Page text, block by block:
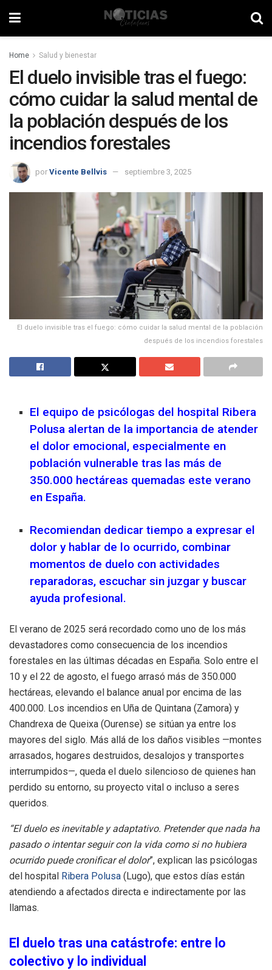
Home Salud y bienestar
El duelo invisible tras el fuego:
cómo cuidar la salud mental de
la población después de los
incendios forestales
por Vicente Bellvis septiembre 3, 2025
El duelo invisible tras el fuego: cómo cuidar la salud mental de la población
después de los incendios forestales
El equipo de psicólogas del hospital Ribera
Polusa alertan de la importancia de atender
el dolor emocional, especialmente en
población vulnerable tras las más de
350.000 hectáreas quemadas este verano
en España.
Recomiendan dedicar tiempo a expresar el
dolor y hablar de lo ocurrido, combinar
momentos de duelo con actividades
reparadoras, escuchar sin juzgar y buscar
ayuda profesional.
El verano de 2025 será recordado como uno de los más
devastadores como consecuencia de los incendios
forestales en las últimas décadas en España. Solo entre el
10 y el 22 de agosto, el fuego arrasó más de 350.000
hectáreas, elevando el balance anual por encima de las
400.000. Los incendios en Uña de Quintana (Zamora) y
Chandrexa de Queixa (Ourense) se sitúan ya entre los
mayores del siglo. Más allá de los daños visibles —montes
arrasados, hogares destruidos, desalojos y transportes
interrumpidos—, queda el duelo silencioso de quienes han
perdido su entorno, su proyecto vital o incluso a seres
queridos.
“El duelo es inevitable y adaptativo. Pretender que nada ha
pasado o intentar seguir con la vida como si no hubiera
ocurrido puede cronificar el dolor”, explican las psicólogas
del hospital Ribera Polusa (Lugo), que estos días están
atendiendo a afectados directa e indirectamente por las
llamas.
El duelo tras una catástrofe: entre lo
colectivo y lo individual